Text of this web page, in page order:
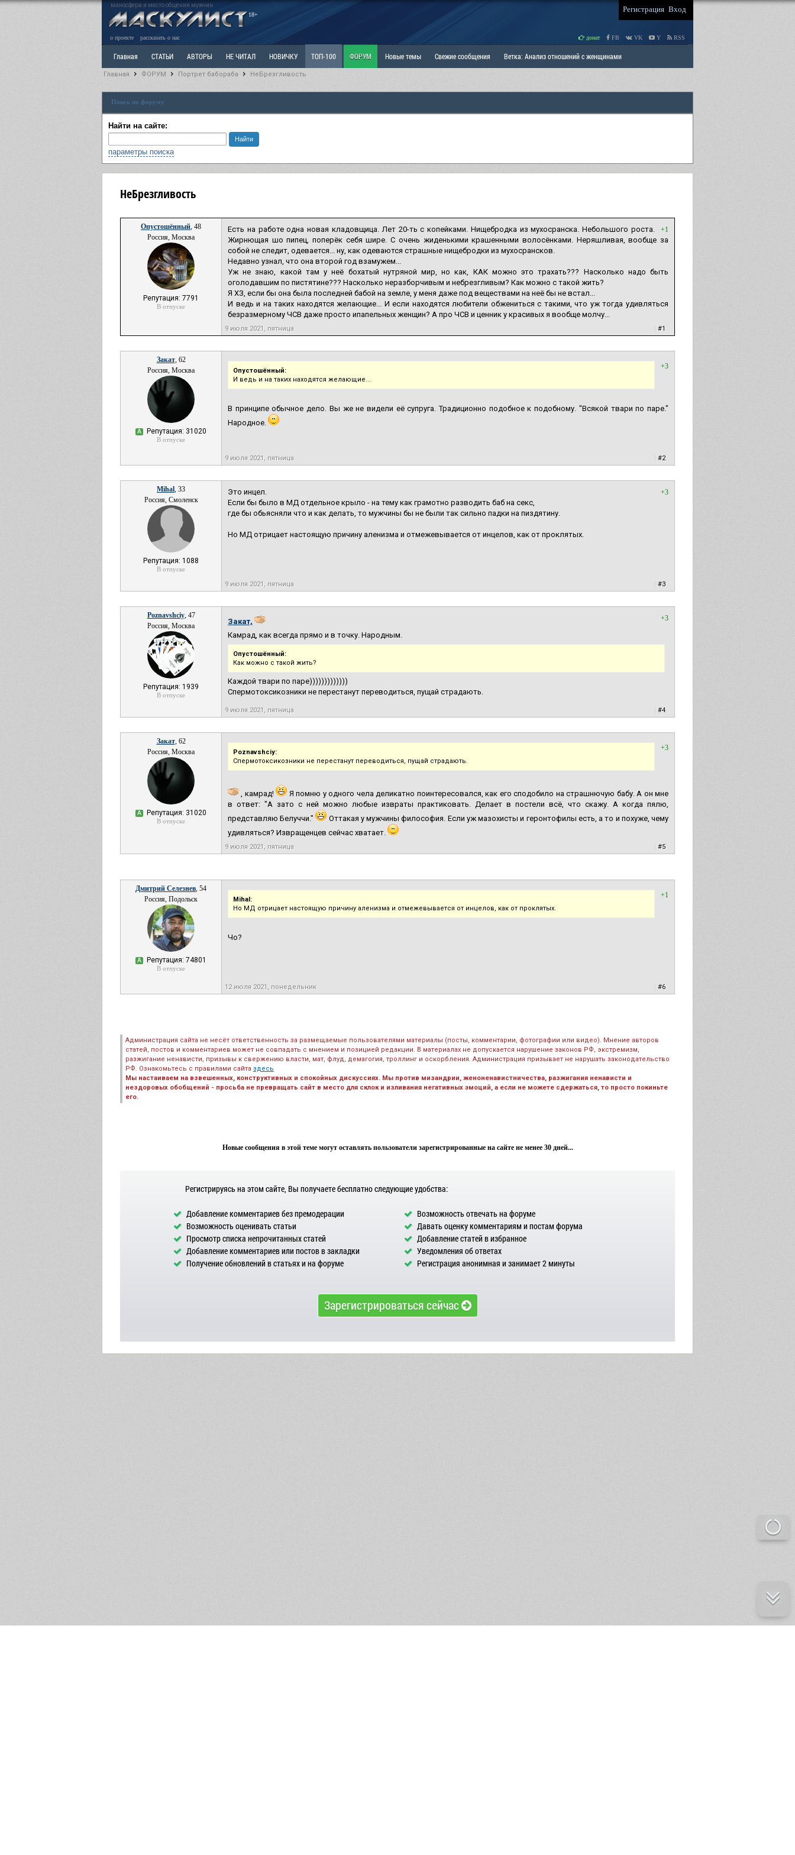
маносфера и место общения мужчин
18+
Регистрация Вход
о проекте рассказать о нас донат FB VK Y RSS
Главная СТАТЬИ АВТОРЫ НЕ ЧИТАЛ НОВИЧКУ ТОП-100 ФОРУМ Новые темы Свежие сообщения Ветка: Анализ отношений с женщинами
Ветка: Расстаюсь или Развожусь. САНЧАС Ветка: Наболевшее. Выскажись!
РАЗДЕЛ: Разное
Главная ФОРУМ Портрет бабораба НеБрезгливость
Поиск по форуму
Найти на сайте:
параметры поиска
НеБрезгливость
Опустошённый, 48
Россия, Москва
Репутация: 7791
В отпуске
+1
Есть на работе одна новая кладовщица. Лет 20-ть с копейками. Нищебродка из мухосранска. Небольшого роста.
Жирнющая шо пипец, поперёк себя шире. С очень жиденькими крашенными волосёнками. Неряшливая, вообще за
собой не следит, одевается... ну, как одеваются страшные нищебродки из мухосрансков.
Недавно узнал, что она второй год взамужем...
Уж не знаю, какой там у неё бохатый нутряной мир, но как, КАК можно это трахать??? Насколько надо быть
оголодавшим по пистятине??? Насколько неразборчивым и небрезгливым? Как можно с такой жить?
Я ХЗ, если бы она была последней бабой на земле, у меня даже под веществами на неё бы не встал...
И ведь и на таких находятся желающие... И если находятся любители обжениться с такими, что уж тогда удивляться
безразмерному ЧСВ даже просто ипапельных женщин? А про ЧСВ и ценник у красивых я вообще молчу...
9 июля 2021, пятница #1
Закат, 62
Россия, Москва
А Репутация: 31020
В отпуске
+3
Опустошённый:
И ведь и на таких находятся желающие...
В принципе обычное дело. Вы же не видели её супруга. Традиционно подобное к подобному. "Всякой твари по паре."
Народное.
9 июля 2021, пятница #2
Mihal, 33
Россия, Смоленск
Репутация: 1088
В отпуске
+3
Это инцел.
Если бы было в МД отдельное крыло - на тему как грамотно разводить баб на секс,
где бы обьясняли что и как делать, то мужчины бы не были так сильно падки на пиздятину.
Но МД отрицает настоящую причину аленизма и отмежевывается от инцелов, как от проклятых.
9 июля 2021, пятница #3
Poznavshciy, 47
Россия, Москва
Репутация: 1939
В отпуске
+3
Закат,
Камрад, как всегда прямо и в точку. Народным.
Опустошённый:
Как можно с такой жить?
Каждой твари по паре)))))))))))))
Спермотоксикозники не перестанут переводиться, пущай страдають.
9 июля 2021, пятница #4
Закат, 62
Россия, Москва
А Репутация: 31020
В отпуске
+3
Poznavshciy:
Спермотоксикозники не перестанут переводиться, пущай страдають.
, камрад!
Я помню у одного чела деликатно поинтересовался, как его сподобило на страшнючую бабу. А он мне
в ответ: "А зато с ней можно любые извраты практиковать. Делает в постели всё, что скажу. А когда пялю,
представляю Белуччи."
Оттакая у мужчины философия. Если уж мазохисты и геронтофилы есть, а то и похуже, чему
удивляться? Извращенцев сейчас хватает.
9 июля 2021, пятница #5
Дмитрий Селезнев, 54
Россия, Подольск
А Репутация: 74801
В отпуске
+1
Mihal:
Но МД отрицает настоящую причину аленизма и отмежевывается от инцелов, как от проклятых.
Чо?
12 июля 2021, понедельник #6
Администрация сайта не несёт ответственность за размещаемые пользователями материалы (посты, комментарии, фотографии или видео). Мнение авторов
статей, постов и комментариев может не совпадать с мнением и позицией редакции. В материалах не допускается нарушение законов РФ, экстремизм,
разжигание ненависти, призывы к свержению власти, мат, флуд, демагогия, троллинг и оскорбления. Администрация призывает не нарушать законодательство
РФ. Ознакомьтесь с правилами сайта здесь
Мы настаиваем на взвешенных, конструктивных и спокойных дискуссиях. Мы против мизандрии, женоненавистничества, разжигания ненависти и
нездоровых обобщений - просьба не превращать сайт в место для склок и изливания негативных эмоций, а если не можете сдержаться, то просто покиньте
его.
Новые сообщения в этой теме могут оставлять пользователи зарегистрированные на сайте не менее 30 дней...
Регистрируясь на этом сайте, Вы получаете бесплатно следующие удобства:
Добавление комментариев без премодерации
Возможность отвечать на форуме
Возможность оценивать статьи
Давать оценку комментариям и постам форума
Просмотр списка непрочитанных статей
Добавление статей в избранное
Добавление комментариев или постов в закладки
Уведомления об ответах
Получение обновлений в статьях и на форуме
Регистрация анонимная и занимает 2 минуты
Зарегистрироваться сейчас